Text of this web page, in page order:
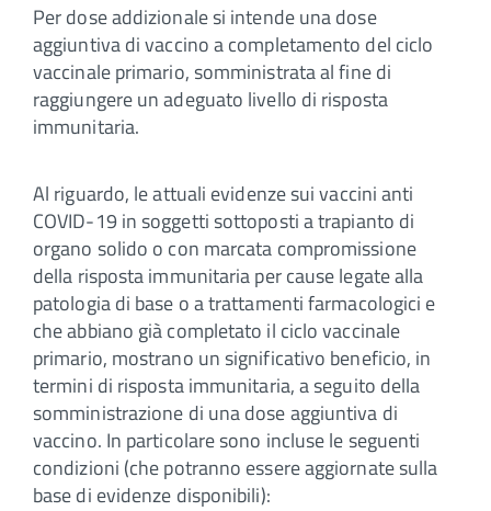
Per dose addizionale si intende una dose
aggiuntiva di vaccino a completamento del ciclo
vaccinale primario, somministrata al fine di
raggiungere un adeguato livello di risposta
immunitaria.
Al riguardo, le attuali evidenze sui vaccini anti
COVID-19 in soggetti sottoposti a trapianto di
organo solido o con marcata compromissione
della risposta immunitaria per cause legate alla
patologia di base o a trattamenti farmacologici e
che abbiano già completato il ciclo vaccinale
primario, mostrano un significativo beneficio, in
termini di risposta immunitaria, a seguito della
somministrazione di una dose aggiuntiva di
vaccino. In particolare sono incluse le seguenti
condizioni (che potranno essere aggiornate sulla
base di evidenze disponibili):